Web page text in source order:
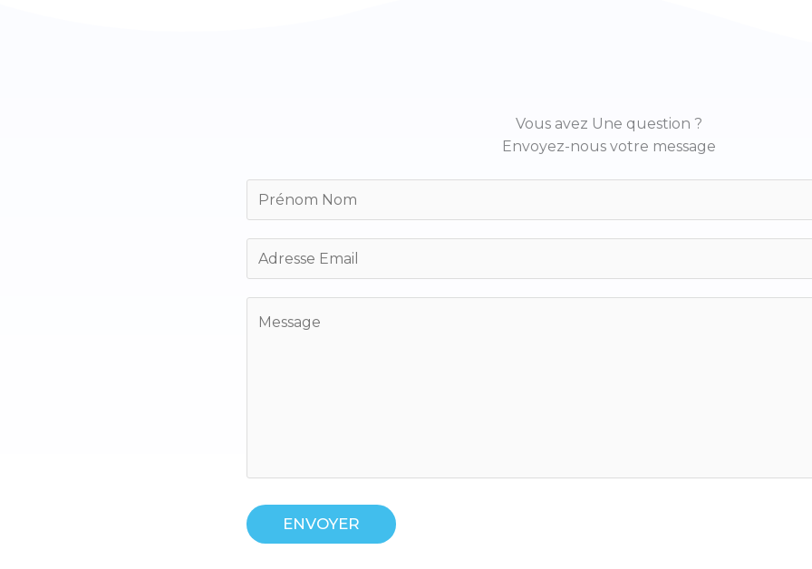
Vous avez Une question ?
Envoyez-nous votre message
ENVOYER